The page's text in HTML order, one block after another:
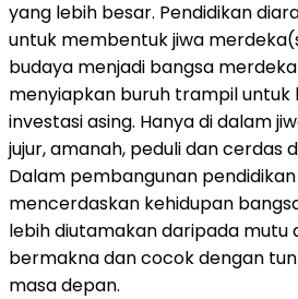
yang lebih besar. Pendidikan
untuk membentuk jiwa
budaya menjadi bangsa
menyiapkan buruh trampil untuk
investasi asing. Hanya di dalam
jujur, amanah, peduli dan cerdas
Dalam pembangunan
mencerdaskan kehidupan
lebih diutamakan daripada mutu
bermakna dan cocok dengan
masa depan.